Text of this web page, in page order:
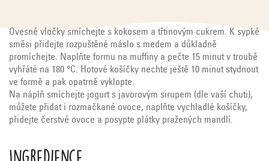
Ovesné vločky smíchejte s kokosem a třtinovým cukrem. K sypké
směsi přidejte rozpuštěné máslo s medem a důkladně
promíchejte. Naplňte formu na muffiny a pečte 15 minut v troubě
vyhřáté na 180 °C. Hotové košíčky nechte ještě 10 minut stydnout
ve formě a pak opatrně vyklopte.
Na náplň smíchejte jogurt s javorovým sirupem (dle vaší chuti),
můžete přidat i rozmačkané ovoce, naplňte vychladlé košíčky,
přidejte čerstvé ovoce a posypte plátky pražených mandlí.